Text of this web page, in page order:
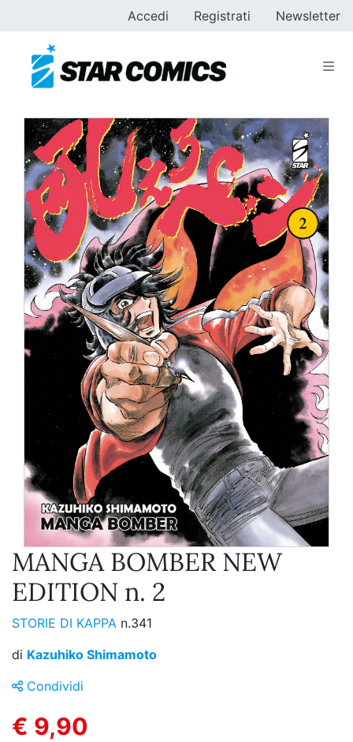
Accedi Registrati Newsletter
MANGA BOMBER NEW
EDITION n. 2
STORIE DI KAPPA n.341
di Kazuhiko Shimamoto
Condividi
€ 9,90